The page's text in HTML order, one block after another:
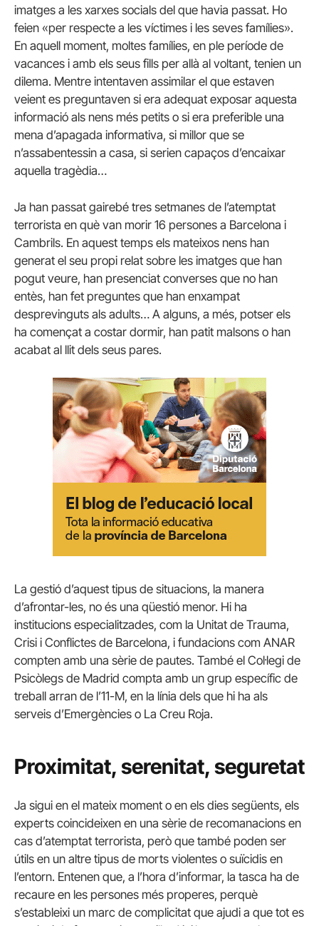
imatges a les xarxes socials del que havia passat. Ho
feien «per respecte a les víctimes i les seves famílies».
En aquell moment, moltes famílies, en ple període de
vacances i amb els seus fills per allà al voltant, tenien un
dilema. Mentre intentaven assimilar el que estaven
veient es preguntaven si era adequat exposar aquesta
informació als nens més petits o si era preferible una
mena d’apagada informativa, si millor que se
n’assabentessin a casa, si serien capaços d’encaixar
aquella tragèdia…
Ja han passat gairebé tres setmanes de l’atemptat
terrorista en què van morir 16 persones a Barcelona i
Cambrils. En aquest temps els mateixos nens han
generat el seu propi relat sobre les imatges que han
pogut veure, han presenciat converses que no han
entès, han fet preguntes que han enxampat
desprevinguts als adults… A alguns, a més, potser els
ha començat a costar dormir, han patit malsons o han
acabat al llit dels seus pares.
La gestió d’aquest tipus de situacions, la manera
d’afrontar-les, no és una qüestió menor. Hi ha
institucions especialitzades, com la Unitat de Trauma,
Crisi i Conflictes de Barcelona, ​​i fundacions com ANAR
compten amb una sèrie de pautes. També el Col·legi de
Psicòlegs de Madrid compta amb un grup específic de
treball arran de l’11-M, en la línia dels que hi ha als
serveis d’Emergències o La Creu Roja.
Proximitat, serenitat, seguretat
Ja sigui en el mateix moment o en els dies següents, els
experts coincideixen en una sèrie de recomanacions en
cas d’atemptat terrorista, però que també poden ser
útils en un altre tipus de morts violentes o suïcidis en
l’entorn. Entenen que, a l’hora d’informar, la tasca ha de
recaure en les persones més properes, perquè
s’estableixi un marc de complicitat que ajudi a que tot es